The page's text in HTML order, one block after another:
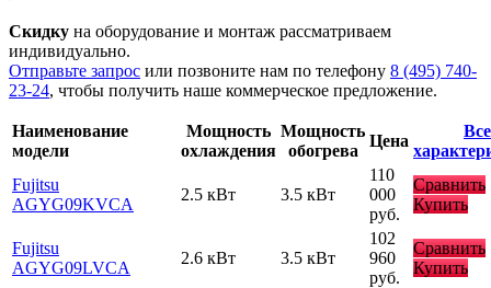
Скидку на оборудование и монтаж рассматриваем
индивидуально.
Отправьте запрос или позвоните нам по телефону 8 (495) 740-
23-24, чтобы получить наше коммерческое предложение.
Наименование
модели
Мощность
охлаждения
Мощность
обогрева
Цена
Все
Fujitsu
AGYG09KVCA
2.5 кВт 3.5 кВт
110
000
руб.
Сравнить
Купить
Fujitsu
AGYG09LVCA
2.6 кВт 3.5 кВт
102
960
руб.
Сравнить
Купить